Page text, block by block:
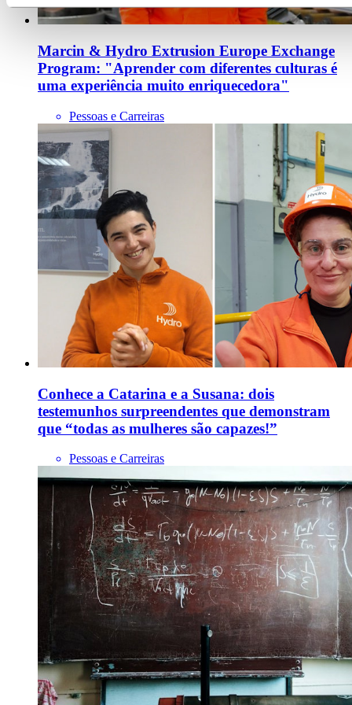
Marcin & Hydro Extrusion Europe Exchange
Program: "Aprender com diferentes culturas é
uma experiência muito enriquecedora"
Pessoas e Carreiras
Conhece a Catarina e a Susana: dois
testemunhos surpreendentes que demonstram
que “todas as mulheres são capazes!”
Pessoas e Carreiras